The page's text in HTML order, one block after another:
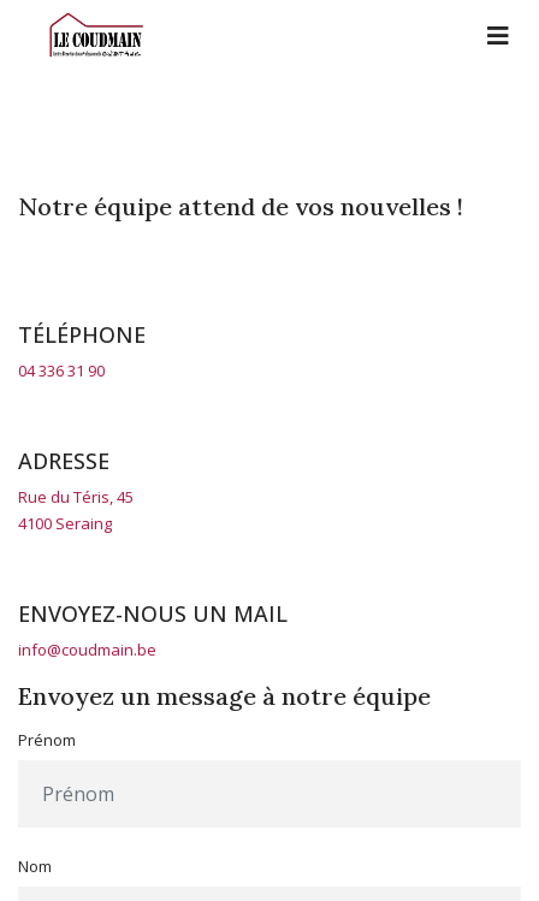
Notre équipe attend de vos nouvelles !
TÉLÉPHONE
04 336 31 90
ADRESSE
Rue du Téris, 45
4100 Seraing
ENVOYEZ-NOUS UN MAIL
info@coudmain.be
Envoyez un message à notre équipe
Prénom
Nom